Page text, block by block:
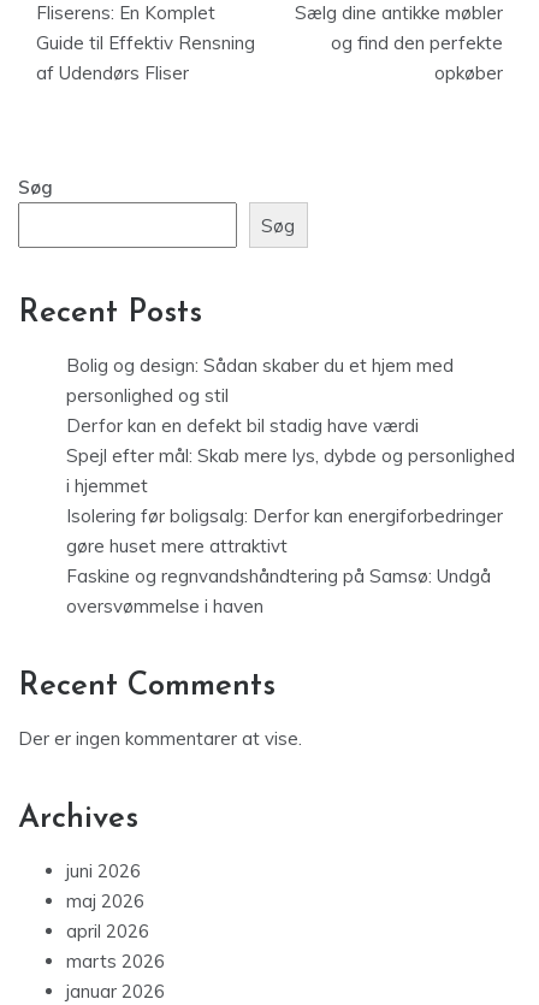
Fliserens: En Komplet
Guide til Effektiv Rensning
af Udendørs Fliser
Sælg dine antikke møbler
og find den perfekte
opkøber
Søg
Søg
Recent Posts
Bolig og design: Sådan skaber du et hjem med
personlighed og stil
Derfor kan en defekt bil stadig have værdi
Spejl efter mål: Skab mere lys, dybde og personlighed
i hjemmet
Isolering før boligsalg: Derfor kan energiforbedringer
gøre huset mere attraktivt
Faskine og regnvandshåndtering på Samsø: Undgå
oversvømmelse i haven
Recent Comments
Der er ingen kommentarer at vise.
Archives
juni 2026
maj 2026
april 2026
marts 2026
januar 2026